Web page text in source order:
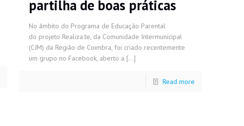
partilha de boas práticas
No âmbito do Programa de Educação Parental
do projeto Realiza.te, da Comunidade Intermunicipal
(CIM) da Região de Coimbra, foi criado recentemente
um grupo no Facebook, aberto a […]
Read more